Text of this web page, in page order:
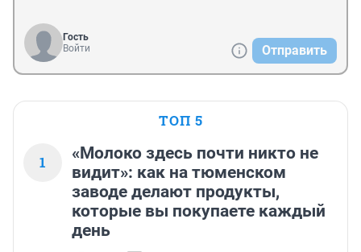
Гость
Войти
Отправить
ТОП 5
1
«Молоко здесь почти никто не
видит»: как на тюменском
заводе делают продукты,
которые вы покупаете каждый
день